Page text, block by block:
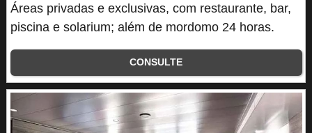
Áreas privadas e exclusivas, com restaurante, bar,
piscina e solarium; além de mordomo 24 horas.
CONSULTE